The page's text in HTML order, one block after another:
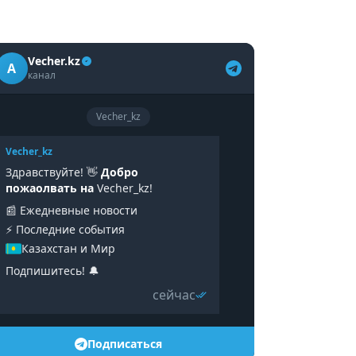
A Vecher.kz
канал
Vecher_kz
Vecher_kz
Здравствуйте! 👋 Добро
пожаолвать наVecher_kz!
📰 Ежедневные новости
⚡️ Последние события
Казахстан и Мир
Подпишитесь! 🔔
сейчас
Подписаться